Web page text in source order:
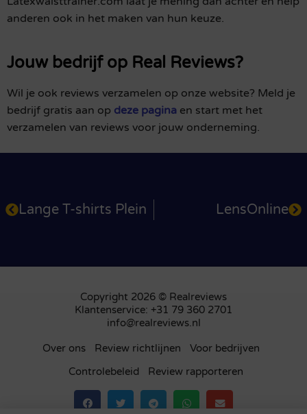
anderen ook in het maken van hun keuze.
Jouw bedrijf op Real Reviews?
Wil je ook reviews verzamelen op onze website? Meld je
bedrijf gratis aan op deze pagina en start met het
verzamelen van reviews voor jouw onderneming.
Lange T-shirts Plein LensOnline
Copyright 2026 © Realreviews
Klantenservice: +31 79 360 2701
info@realreviews.nl
Over ons Review richtlijnen
Voor bedrijven
Controlebeleid
Review rapporteren